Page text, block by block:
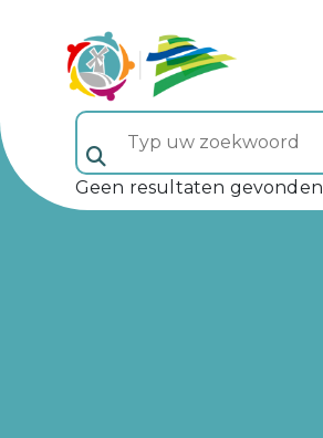
Typ uw zoekwoord (veld 5)
Geen resultaten gevonden